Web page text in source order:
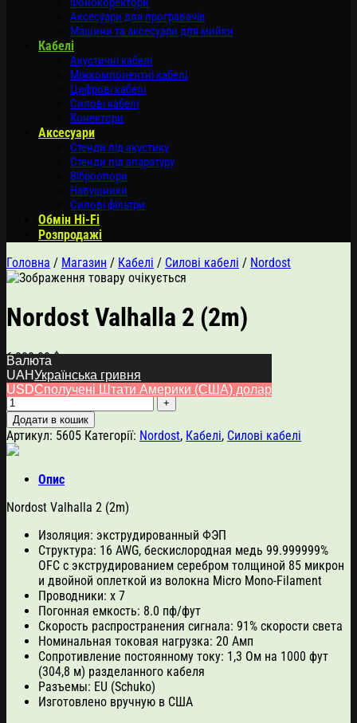
Аксесуари для програвачів
Машини та аксесуари для мийки
Кабелі
Акустичні кабелі
Міжкомпонентні кабелі
Цифрові кабелі
Силові кабелі
Конектори
Аксесуари
Стенди під акустику
Стенди під апаратуру
Віброопори
Навушники
Силові фільтри
Обмін Hi-Fi
Розпродажі
Головна / Магазин / Кабелі / Силові кабелі / Nordost
Nordost Valhalla 2 (2m)
6,000.00$
Nordost Valhalla 2 (2m) кількість
Додати в кошик
Артикул: 5605 Категорії: Nordost, Кабелі, Силові кабелі
Опис
Nordost Valhalla 2 (2m)
Изоляция: экструдированный ФЭП
Структура: 16 AWG, бескислородная медь 99.999999%
OFC c экструдированием серебром толщиной 85 микрон
и двойной оплеткой из волокна Micro Mono-Filament
Проводники: х 7
Погонная емкость: 8.0 пф/фут
Скорость распространения сигнала: 91% скорости света
Номинальная токовая нагрузка: 20 Амп
Сопротивление постоянному току: 1,3 Ом на 1000 фут
(304,8 м) разделанного кабеля
Разъемы: EU (Schuko)
Изготовлено вручную в США
Валюта
UAHУкраїнська гривня
USDСполучені Штати Америки (США) долар